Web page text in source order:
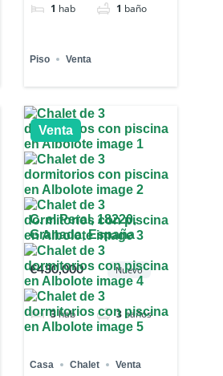
1 hab 1 baño
Piso Venta
Venta
C. el Peral, 18220,
Granada, España
€430,000 Nuevo
3hab 3 baños
Casa Chalet Venta